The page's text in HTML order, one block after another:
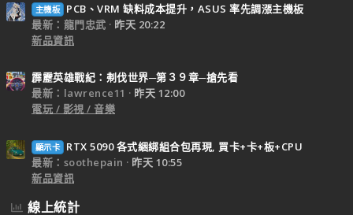
主機板
PCB、VRM 缺料成本提升，ASUS 率先調漲主機板
最新：龍門忠武
昨天 20:22
新品資訊
霹靂英雄戰紀：刜伐世界─第３９章─搶先看
最新：lawrence11
昨天 12:00
電玩 / 影視 / 音樂
顯示卡
RTX 5090 各式綑綁組合包再現, 買卡+卡+板+CPU
最新：soothepain
昨天 10:55
新品資訊
線上統計